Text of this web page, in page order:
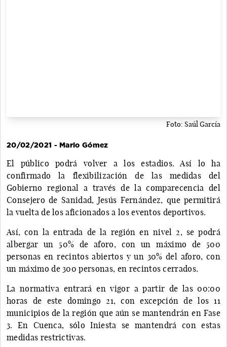
Foto: Saúl García
20/02/2021 - Mario Gómez
El público podrá volver a los estadios. Así lo ha
confirmado la flexibilización de las medidas del
Gobierno regional a través de la comparecencia del
Consejero de Sanidad, Jesús Fernández, que permitirá
la vuelta de los aficionados a los eventos deportivos.
Así, con la entrada de la región en nivel 2, se podrá
albergar un 50% de aforo, con un máximo de 500
personas en recintos abiertos y un 30% del aforo, con
un máximo de 300 personas, en recintos cerrados.
La normativa entrará en vigor a partir de las 00:00
horas de este domingo 21, con excepción de los 11
municipios de la región que aún se mantendrán en Fase
3. En Cuenca, sólo Iniesta se mantendrá con estas
medidas restrictivas.